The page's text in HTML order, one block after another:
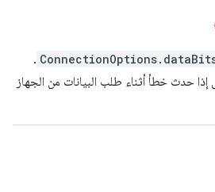
.
حدث خطأ أثناء طلب البيانات من الجهاز